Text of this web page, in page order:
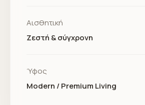
Αισθητική
Ζεστή & σύγχρονη
Ύφος
Modern / Premium Living